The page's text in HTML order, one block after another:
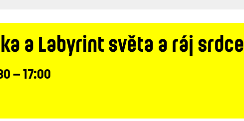
a Labyrint světa a ráj srdce
– 17:00